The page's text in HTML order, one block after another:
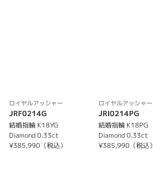
ロイヤルアッシャー
JRF0214G
結婚指輪 K18YG
Diamond 0.33ct
¥385,990（税込）
ロイヤルアッシャー
JRI0214PG
結婚指輪 K18PG
Diamond 0.33ct
¥385,990（税込）